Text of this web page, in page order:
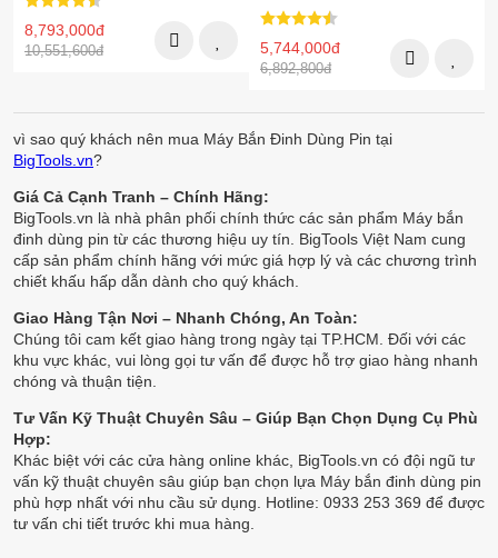
8,793,000đ
10,551,600đ 5,744,000đ
6,892,800đ
vì sao quý khách nên mua Máy Bắn Đinh Dùng Pin tại
BigTools.vn?
Giá Cả Cạnh Tranh – Chính Hãng:
BigTools.vn là nhà phân phối chính thức các sản phẩm Máy bắn
đinh dùng pin từ các thương hiệu uy tín. BigTools Việt Nam cung
cấp sản phẩm chính hãng với mức giá hợp lý và các chương trình
chiết khấu hấp dẫn dành cho quý khách.
Giao Hàng Tận Nơi – Nhanh Chóng, An Toàn:
Chúng tôi cam kết giao hàng trong ngày tại TP.HCM. Đối với các
khu vực khác, vui lòng gọi tư vấn để được hỗ trợ giao hàng nhanh
chóng và thuận tiện.
Tư Vấn Kỹ Thuật Chuyên Sâu – Giúp Bạn Chọn Dụng Cụ Phù
Hợp:
Khác biệt với các cửa hàng online khác, BigTools.vn có đội ngũ tư
vấn kỹ thuật chuyên sâu giúp bạn chọn lựa Máy bắn đinh dùng pin
phù hợp nhất với nhu cầu sử dụng. Hotline: 0933 253 369 để được
tư vấn chi tiết trước khi mua hàng.